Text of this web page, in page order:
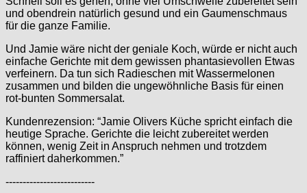
und obendrein natürlich gesund und ein Gaumenschmaus
für die ganze Familie.
Und Jamie wäre nicht der geniale Koch, würde er nicht auch
einfache Gerichte mit dem gewissen phantasievollen Etwas
verfeinern. Da tun sich Radieschen mit Wassermelonen
zusammen und bilden die ungewöhnliche Basis für einen
rot-bunten Sommersalat.
Kundenrezension: “Jamie Olivers Küche spricht einfach die
heutige Sprache. Gerichte die leicht zubereitet werden
können, wenig Zeit in Anspruch nehmen und trotzdem
raffiniert daherkommen.”
--------------------------